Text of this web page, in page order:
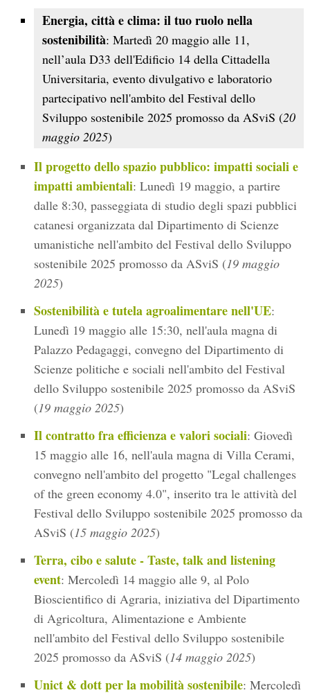
Energia, città e clima: il tuo ruolo nella
sostenibilità: Martedì 20 maggio alle 11,
nell’aula D33 dell'Edificio 14 della Cittadella
Universitaria, evento divulgativo e laboratorio
partecipativo nell'ambito del Festival dello
Sviluppo sostenibile 2025 promosso da ASviS (20
maggio 2025)
Il progetto dello spazio pubblico: impatti sociali e
impatti ambientali: Lunedì 19 maggio, a partire
dalle 8:30, passeggiata di studio degli spazi pubblici
catanesi organizzata dal Dipartimento di Scienze
umanistiche nell'ambito del Festival dello Sviluppo
sostenibile 2025 promosso da ASviS (19 maggio
2025)
Sostenibilità e tutela agroalimentare nell'UE:
Lunedì 19 maggio alle 15:30, nell'aula magna di
Palazzo Pedagaggi, convegno del Dipartimento di
Scienze politiche e sociali nell'ambito del Festival
dello Sviluppo sostenibile 2025 promosso da ASviS
(19 maggio 2025)
Il contratto fra efficienza e valori sociali: Giovedì
15 maggio alle 16, nell'aula magna di Villa Cerami,
convegno nell'ambito del progetto "Legal challenges
of the green economy 4.0", inserito tra le attività del
Festival dello Sviluppo sostenibile 2025 promosso da
ASviS (15 maggio 2025)
Terra, cibo e salute - Taste, talk and listening
event: Mercoledì 14 maggio alle 9, al Polo
Bioscientifico di Agraria, iniziativa del Dipartimento
di Agricoltura, Alimentazione e Ambiente
nell'ambito del Festival dello Sviluppo sostenibile
2025 promosso da ASviS (14 maggio 2025)
Unict & dott per la mobilità sostenibile: Mercoledì